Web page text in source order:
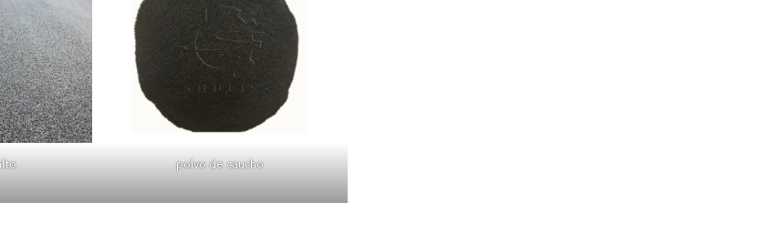
polvo de caucho